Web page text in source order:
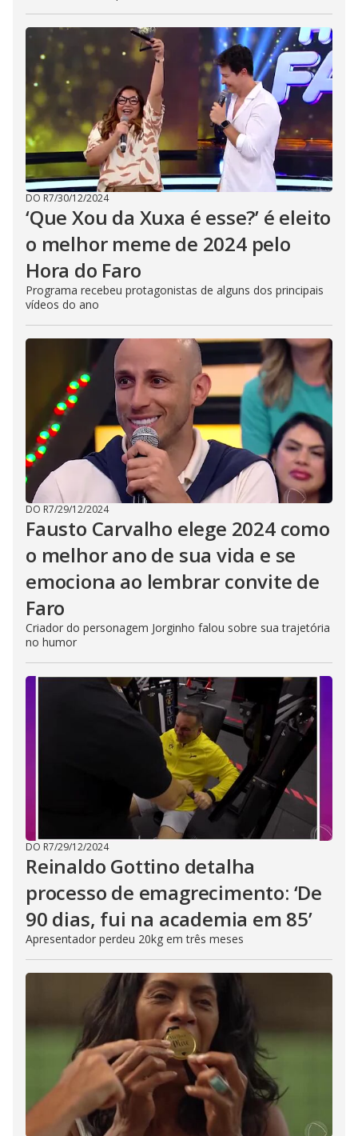
DO R7/30/12/2024
‘Que Xou da Xuxa é esse?’ é eleito
o melhor meme de 2024 pelo
Hora do Faro
Programa recebeu protagonistas de alguns dos principais
vídeos do ano
DO R7/29/12/2024
Fausto Carvalho elege 2024 como
o melhor ano de sua vida e se
emociona ao lembrar convite de
Faro
Criador do personagem Jorginho falou sobre sua trajetória
no humor
DO R7/29/12/2024
Reinaldo Gottino detalha
processo de emagrecimento: ‘De
90 dias, fui na academia em 85’
Apresentador perdeu 20kg em três meses